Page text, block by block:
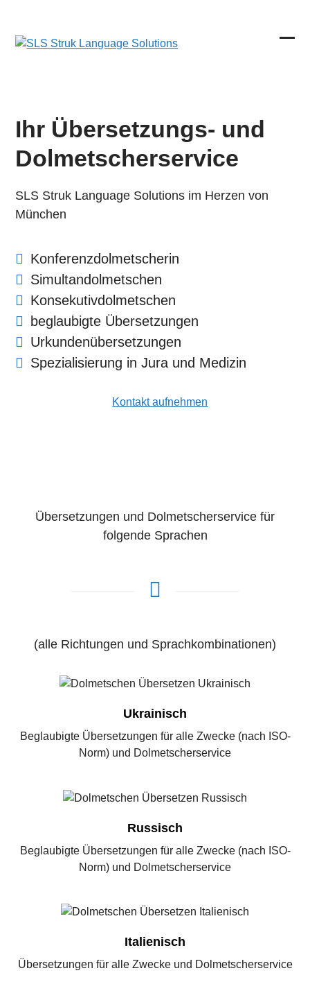
content
Ihr Übersetzungs- und
Dolmetscherservice
SLS Struk Language Solutions im Herzen von
München
Konferenzdolmetscherin
Simultandolmetschen
Konsekutivdolmetschen
beglaubigte Übersetzungen
Urkundenübersetzungen
Spezialisierung in Jura und Medizin
Kontakt aufnehmen
Übersetzungen und Dolmetscherservice für
folgende Sprachen
(alle Richtungen und Sprachkombinationen)
Ukrainisch
Beglaubigte Übersetzungen für alle Zwecke (nach ISO-
Norm) und Dolmetscherservice
Russisch
Beglaubigte Übersetzungen für alle Zwecke (nach ISO-
Norm) und Dolmetscherservice
Italienisch
Übersetzungen für alle Zwecke und Dolmetscherservice